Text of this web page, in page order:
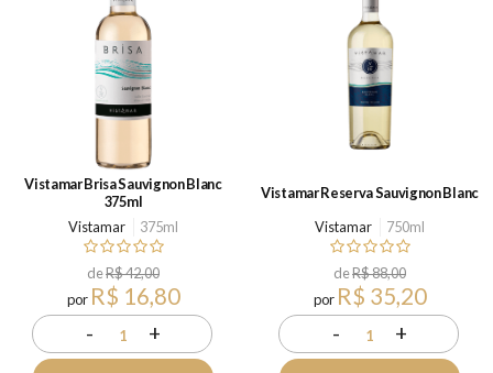
Vistamar Brisa Sauvignon Blanc
375ml
Vistamar
375ml
deR$ 42,00
por R$ 16,80
- 1 +
Vistamar Reserva Sauvignon Blanc
Vistamar
750ml
deR$ 88,00
por R$ 35,20
- 1 +